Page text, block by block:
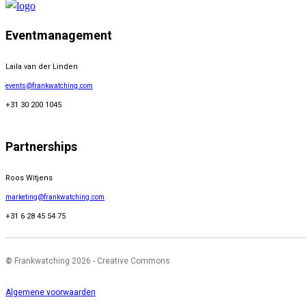
Eventmanagement
Laila van der Linden
events@frankwatching.com
+31 30 200 1045
Partnerships
Roos Witjens
marketing@frankwatching.com
+31 6 28 45 54 75
© Frankwatching 2026 - Creative Commons
Algemene voorwaarden